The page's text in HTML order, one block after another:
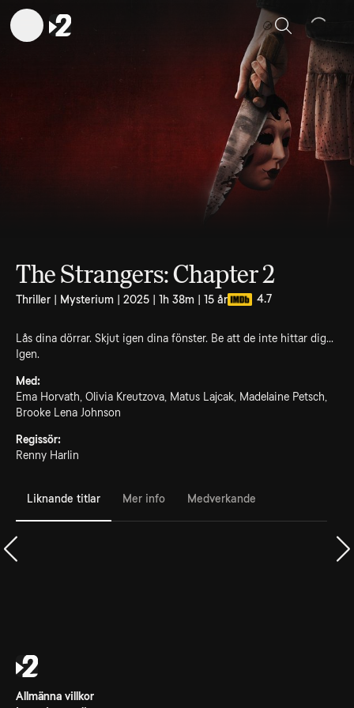
Sök
The Strangers: Chapter 2
Thriller | Mysterium | 2025 | 1h 38m | 15 år 4.7
Lås dina dörrar. Skjut igen dina fönster. Be att de inte hittar dig...
Igen.
Med:
Ema Horvath, Olivia Kreutzova, Matus Lajcak, Madelaine Petsch,
Brooke Lena Johnson
Regissör:
Renny Harlin
Liknande titlar Mer info Medverkande
Allmänna villkor